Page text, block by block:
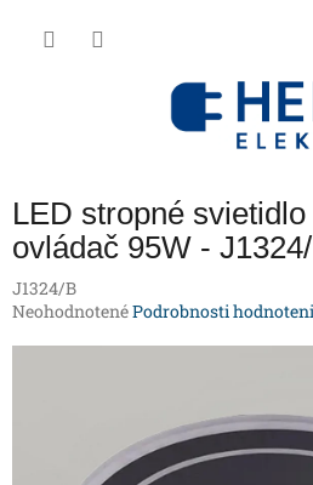
LED stropné
ovládač 95W -
J1324/B
Priemerné
hviezdičiek.
NeohodnotenéPodrobnosti